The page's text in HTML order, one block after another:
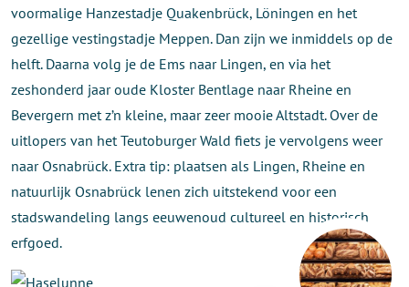
voormalige Hanzestadje Quakenbrück, Löningen en het
gezellige vestingstadje Meppen. Dan zijn we inmiddels op de
helft. Daarna volg je de Ems naar Lingen, en via het
zeshonderd jaar oude Kloster Bentlage naar Rheine en
Bevergern met z’n kleine, maar zeer mooie Altstadt. Over de
uitlopers van het Teutoburger Wald fiets je vervolgens weer
naar Osnabrück. Extra tip: plaatsen als Lingen, Rheine en
natuurlijk Osnabrück lenen zich uitstekend voor een
stadswandeling langs eeuwenoud cultureel en historisch
erfgoed.